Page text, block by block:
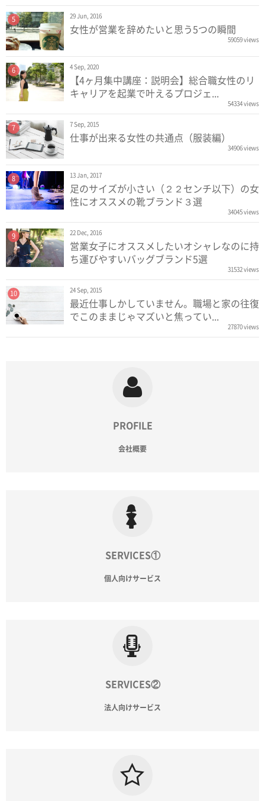
29 Jun, 2016
女性が営業を辞めたいと思う5つの瞬間
59059 views
5
4 Sep, 2020
【4ヶ月集中講座：説明会】総合職女性のリ
キャリアを起業で叶えるプロジェ...
54334 views
6
7 Sep, 2015
仕事が出来る女性の共通点（服装編）
34906 views
7
13 Jan, 2017
足のサイズが小さい（２２センチ以下）の女
性にオススメの靴ブランド３選
34045 views
8
22 Dec, 2016
営業女子にオススメしたいオシャレなのに持
ち運びやすいバッグブランド5選
31532 views
9
24 Sep, 2015
最近仕事しかしていません。職場と家の往復
でこのままじゃマズいと焦ってい...
27870 views
10
PROFILE
会社概要
SERVICES①
個人向けサービス
SERVICES②
法人向けサービス